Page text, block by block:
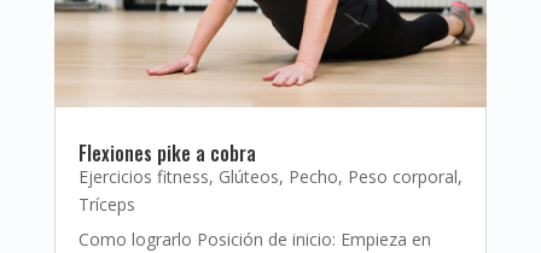
Flexiones pike a cobra
Ejercicios fitness, Glúteos, Pecho, Peso corporal,
Tríceps
Como lograrlo Posición de inicio: Empieza en